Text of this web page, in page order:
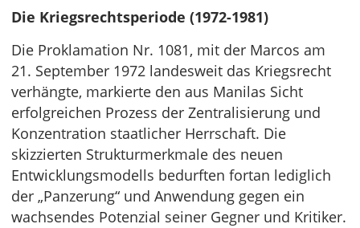
Die Kriegsrechtsperiode (1972-1981)
Die Proklamation Nr. 1081, mit der Marcos am
21. September 1972 landesweit das Kriegsrecht
verhängte, markierte den aus Manilas Sicht
erfolgreichen Prozess der Zentralisierung und
Konzentration staatlicher Herrschaft. Die
skizzierten Strukturmerkmale des neuen
Entwicklungsmodells bedurften fortan lediglich
der „Panzerung“ und Anwendung gegen ein
wachsendes Potenzial seiner Gegner und Kritiker.